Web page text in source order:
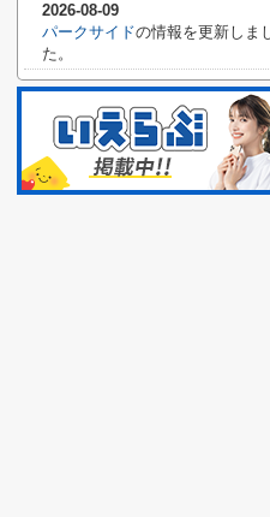
2026-08-09
パークサイドの情報を更新しま
た。